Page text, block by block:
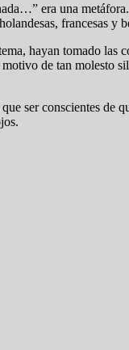
era una
francesas y
hayan tomado
de tan molesto
ser conscientes